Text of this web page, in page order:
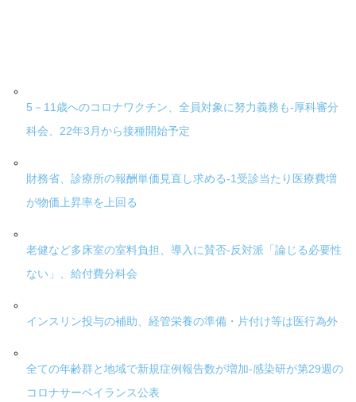
5－11歳へのコロナワクチン、全員対象に努力義務も-厚科審分
科会、22年3月から接種開始予定
財務省、診療所の報酬単価見直し求める-1受診当たり医療費増
が物価上昇率を上回る
老健など多床室の室料負担、導入に賛否-反対派「論じる必要性
ない」、給付費分科会
インスリン投与の補助、経管栄養の準備・片付け等は医行為外
全ての年齢群と地域で新規症例報告数が増加-感染研が第29週の
コロナサーベイランス公表